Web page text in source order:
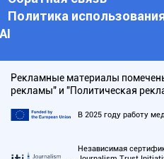
Политика
АI
Рекламные материалы
рекламы" и "Политическая
В 2025 году работу
Независимая